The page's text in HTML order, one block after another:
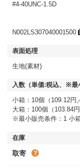
#4-40UNC-1.5D
N002LS307040001500
生地(素材)
小箱：10個（109.12円
大箱：100個（103.84円
※最小販売条件：1 小
取寄